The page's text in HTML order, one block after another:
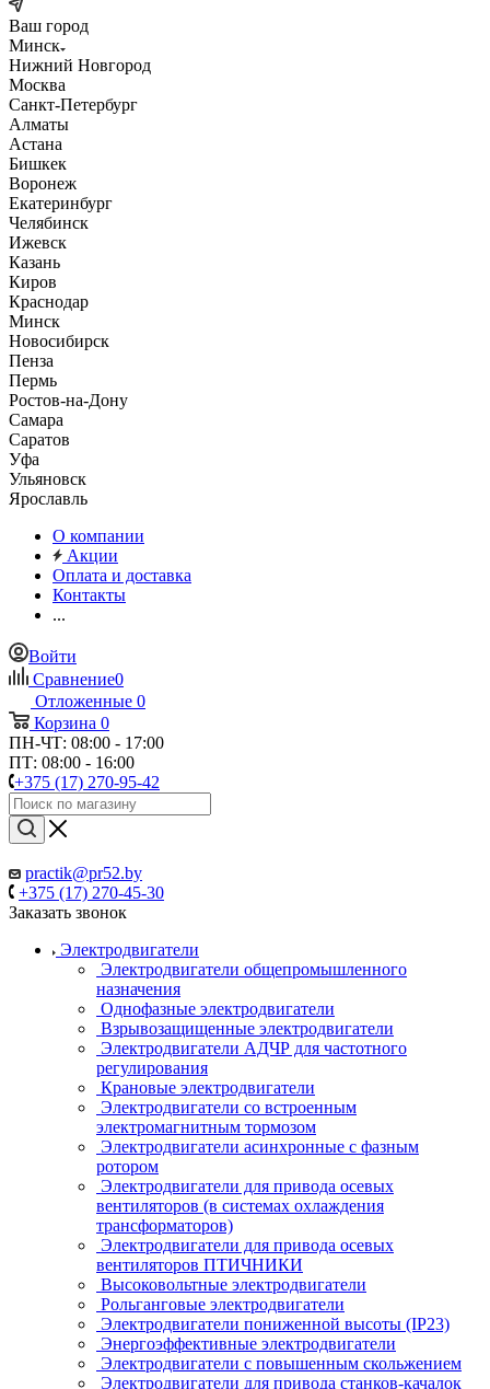
Ваш город
Минск
Нижний Новгород
Москва
Санкт-Петербург
Алматы
Астана
Бишкек
Воронеж
Екатеринбург
Челябинск
Ижевск
Казань
Киров
Краснодар
Минск
Новосибирск
Пенза
Пермь
Ростов-на-Дону
Самара
Саратов
Уфа
Ульяновск
Ярославль
О компании
Акции
Оплата и доставка
Контакты
...
Войти
Сравнение0
Отложенные 0
Корзина 0
ПН-ЧТ: 08:00 - 17:00
ПТ: 08:00 - 16:00
+375 (17) 270-95-42
practik@pr52.by
+375 (17) 270-45-30
Заказать звонок
Электродвигатели
Электродвигатели общепромышленного
назначения
Однофазные электродвигатели
Взрывозащищенные электродвигатели
Электродвигатели АДЧР для частотного
регулирования
Крановые электродвигатели
Электродвигатели со встроенным
электромагнитным тормозом
Электродвигатели асинхронные с фазным
ротором
Электродвигатели для привода осевых
вентиляторов (в системах охлаждения
трансформаторов)
Электродвигатели для привода осевых
вентиляторов ПТИЧНИКИ
Высоковольтные электродвигатели
Рольганговые электродвигатели
Электродвигатели пониженной высоты (IP23)
Энергоэффективные электродвигатели
Электродвигатели с повышенным скольжением
Электродвигатели для привода станков-качалок